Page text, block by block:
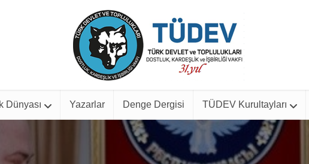
Dünyası Yazarlar Denge Dergisi TÜDEV Kurultayları